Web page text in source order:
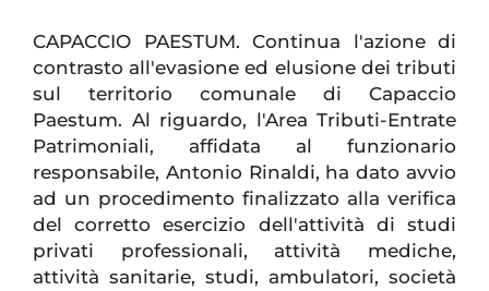
CAPACCIO PAESTUM. Continua l'azione di
contrasto all'evasione ed elusione dei tributi
sul territorio comunale di Capaccio
Paestum. Al riguardo, l'Area Tributi-Entrate
Patrimoniali, affidata al funzionario
responsabile, Antonio Rinaldi, ha dato avvio
ad un procedimento finalizzato alla verifica
del corretto esercizio dell'attività di studi
privati professionali, attività mediche,
attività sanitarie, studi, ambulatori, società